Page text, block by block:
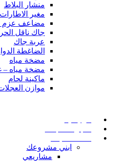
منشار البلاط
مغير الاطارات
مضاعف عزم
جاك ناقل
عربة جاك
الضاغطة
مضخة مياه
مضخة مياه
ماكينة لحام
موازن
ابني مشروعك
مشاريعي